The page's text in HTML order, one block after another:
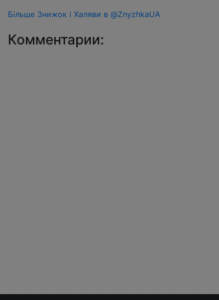
Більше Знижок і Халяви в @ZnyzhkaUA
Комментарии: